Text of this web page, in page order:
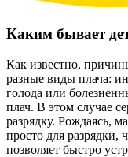
Каким бывает
Как известно,
разные виды плача:
голода или
плач. В этом случае
разрядку. Рождаясь,
просто для
позволяет быстро